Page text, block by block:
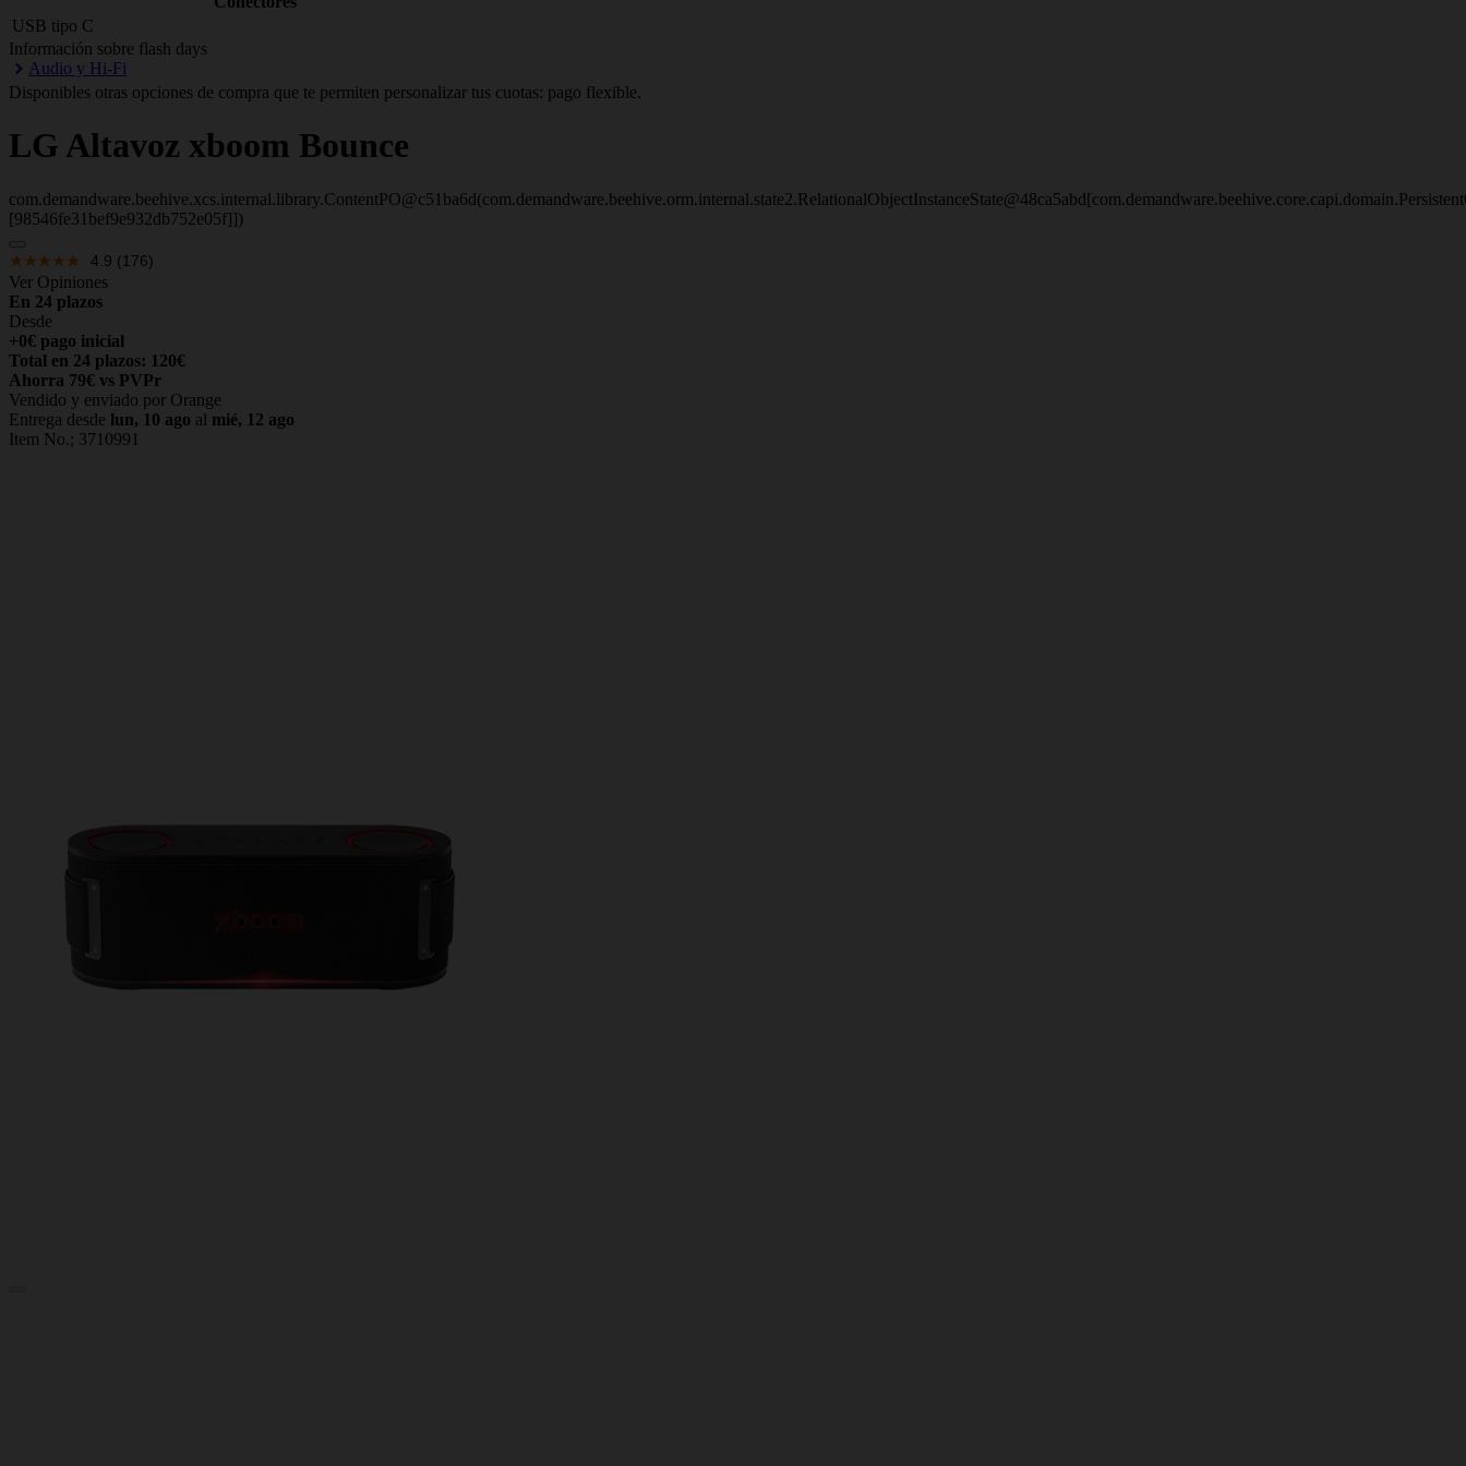
USB tipo C
Información sobre flash days
Audio y Hi-Fi
Disponibles otras opciones de compra que te permiten personalizar tus cuotas: pago flexible.
LGAltavoz xboom Bounce
[98546fe31bef9e932db752e05f]])
4.9 (176)
Ver Opiniones
En 24 plazos
Desde
+0€ pago inicial
Total en 24 plazos: 120€
Ahorra 79€ vs PVPr
Vendido y enviado por Orange
Entrega desde lun, 10 ago al mié, 12 ago
Item No.; 3710991